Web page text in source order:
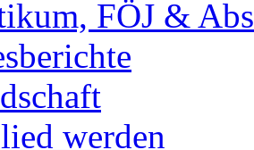
FÖJ &
werden